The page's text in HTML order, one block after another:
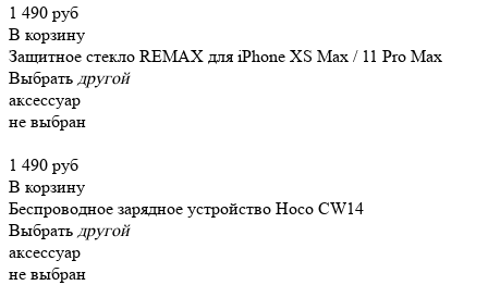
1 490 руб
В корзину
Защитное стекло REMAX для iPhone XS Max / 11 Pro Max
Выбрать другой
аксессуар
не выбран
1 490 руб
В корзину
Беспроводное зарядное устройство Hoco CW14
Выбрать другой
аксессуар
не выбран